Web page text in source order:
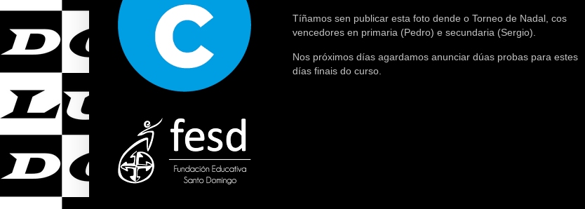
Tíñamos sen publicar esta foto dende o Torneo de Nadal, cos
vencedores en primaria (Pedro) e secundaria (Sergio).
Nos próximos días agardamos anunciar dúas probas para estes
días finais do curso.